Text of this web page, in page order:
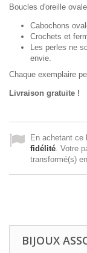
Boucles d'oreille
Cabochons
Crochets et
Les perles ne
envie.
Chaque exemplaire
Livraison gratuite !
En achetant ce
fidélité. Votre
transformé(s)
BIJOUX